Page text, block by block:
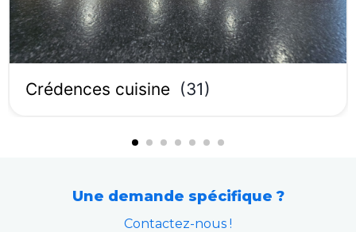
Crédences cuisine (31)
Une demande spécifique ?
Contactez-nous !